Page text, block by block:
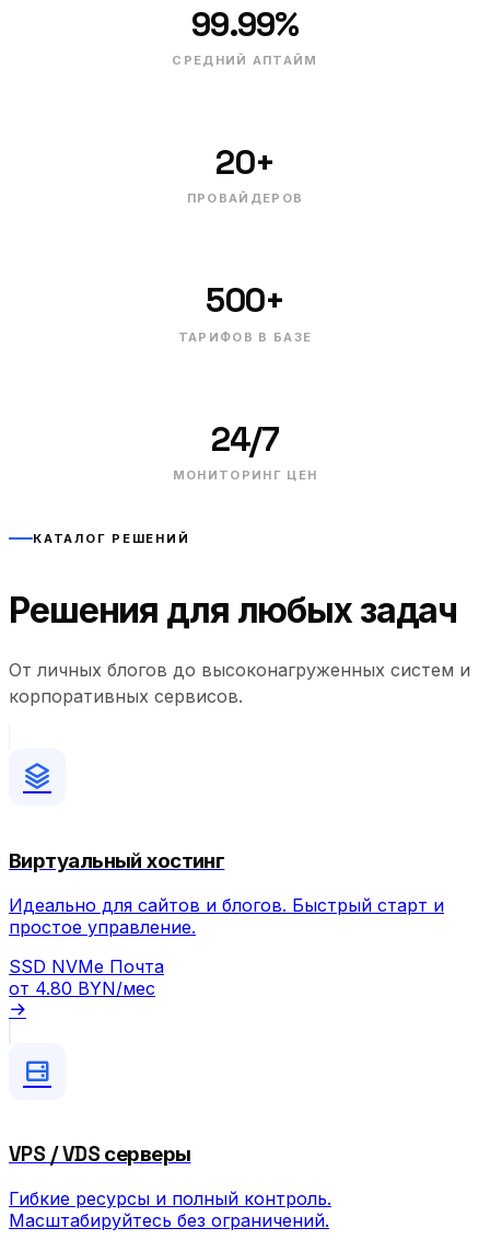
99.99%
СРЕДНИЙ АПТАЙМ
20+
ПРОВАЙДЕРОВ
500+
ТАРИФОВ В БАЗЕ
24/7
МОНИТОРИНГ ЦЕН
КАТАЛОГ РЕШЕНИЙ
Решения для любых задач
От личных блогов до высоконагруженных систем и
корпоративных сервисов.
Виртуальный хостинг
Идеально для сайтов и блогов. Быстрый старт и
простое управление.
SSD NVMe Почта
от 4.80 BYN/мес
VPS / VDS серверы
Гибкие ресурсы и полный контроль.
Масштабируйтесь без ограничений.